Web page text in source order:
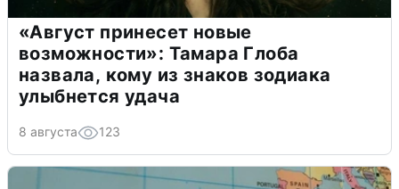
«Август принесет новые
возможности»: Тамара Глоба
назвала, кому из знаков зодиака
улыбнется удача
8 августа 123